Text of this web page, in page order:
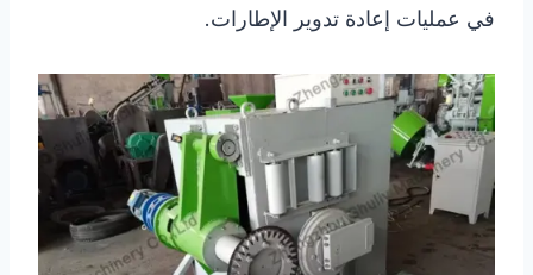
في عمليات إعادة تدوير الإطارات.